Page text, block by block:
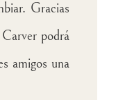
Gracias
podrá
amigos una